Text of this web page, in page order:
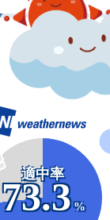
適中率
73.3
%